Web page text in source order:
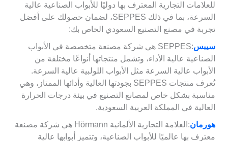
للعلامات التجارية المعترف بها دوليًا للأبواب الصناعية عالية
السرعة، بما في ذلك SEPPES، لضمان حصولك على أفضل
تجربة في مصنع التصنيع السعودي الخاص بك:
سيبس
:SEPPES هي شركة مصنعة متخصصة في الأبواب
الصناعية عالية الأداء، وتشمل منتجاتها أنواعًا مختلفة من
الأبواب عالية السرعة مثل الأبواب اللولبية عالية السرعة.
تُعرف منتجات SEPPES بجودتها العالية وأدائها الممتاز، وهي
مناسبة بشكل خاص لمصانع التصنيع في بيئة درجات الحرارة
العالية في المملكة العربية السعودية.
هورمان
:العلامة التجارية الألمانية Hörmann هي شركة مصنعة
معترف بها عالميًا للأبواب الصناعية، وتتميز أبوابها عالية